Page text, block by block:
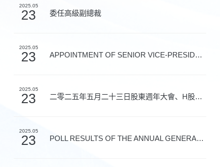
2025.05
23 委任高級副總裁
2025.05
23 APPOINTMENT OF SENIOR VICE-PRESIDENT
2025.05
23 二零二五年五月二十三日股東週年大會、H股類別股東大會及...
2025.05
23 POLL RESULTS OF THE ANNUAL GENERAL MEETING, THE H SHA...